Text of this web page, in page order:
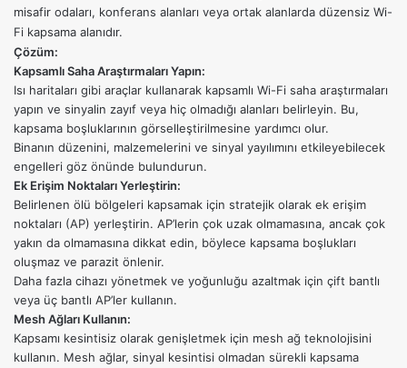
misafir odaları, konferans alanları veya ortak alanlarda düzensiz Wi-
Fi kapsama alanıdır.
Çözüm:
Kapsamlı Saha Araştırmaları Yapın:
Isı haritaları gibi araçlar kullanarak kapsamlı Wi-Fi saha araştırmaları
yapın ve sinyalin zayıf veya hiç olmadığı alanları belirleyin. Bu,
kapsama boşluklarının görselleştirilmesine yardımcı olur.
Binanın düzenini, malzemelerini ve sinyal yayılımını etkileyebilecek
engelleri göz önünde bulundurun.
Ek Erişim Noktaları Yerleştirin:
Belirlenen ölü bölgeleri kapsamak için stratejik olarak ek erişim
noktaları (AP) yerleştirin. AP’lerin çok uzak olmamasına, ancak çok
yakın da olmamasına dikkat edin, böylece kapsama boşlukları
oluşmaz ve parazit önlenir.
Daha fazla cihazı yönetmek ve yoğunluğu azaltmak için çift bantlı
veya üç bantlı AP’ler kullanın.
Mesh Ağları Kullanın:
Kapsamı kesintisiz olarak genişletmek için mesh ağ teknolojisini
kullanın. Mesh ağlar, sinyal kesintisi olmadan sürekli kapsama